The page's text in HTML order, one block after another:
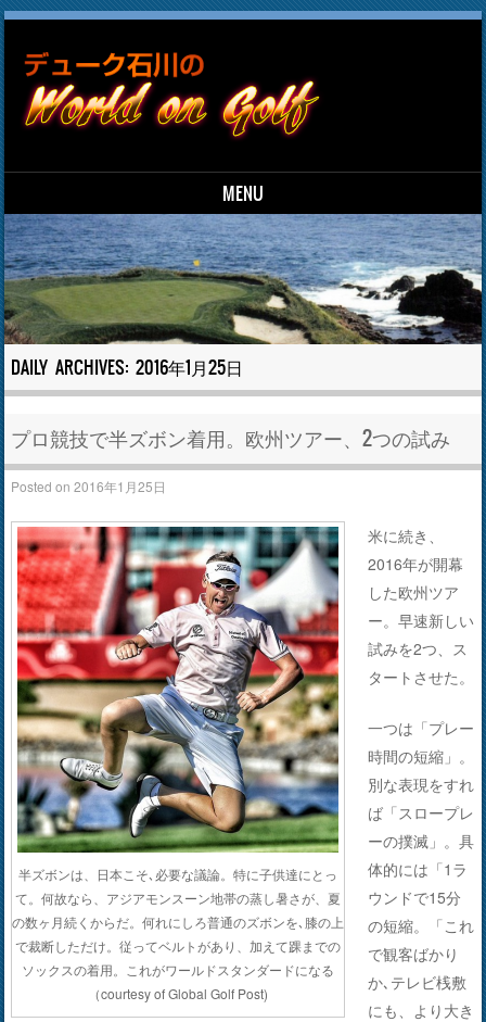
MENU
Skip to content
DAILY ARCHIVES:2016年1月25日
プロ競技で半ズボン着用。欧州ツアー、2つの試み
Posted on2016年1月25日
半ズボンは、日本こそ､必要な議論。特に子供達にとっ
て。何故なら、アジアモンスーン地帯の蒸し暑さが、夏
の数ヶ月続くからだ。何れにしろ普通のズボンを､膝の上
で裁断しただけ。従ってベルトがあり、加えて踝までの
ソックスの着用。これがワールドスタンダードになる
（courtesy of Global Golf Post)
米に続き、
2016年が開幕
した欧州ツア
ー。早速新しい
試みを2つ、ス
タートさせた。
一つは「プレー
時間の短縮」。
別な表現をすれ
ば「スロープレ
ーの撲滅」。具
体的には「1ラ
ウンドで15分
の短縮。「これ
で観客ばかり
か､テレビ桟敷
にも、より大き